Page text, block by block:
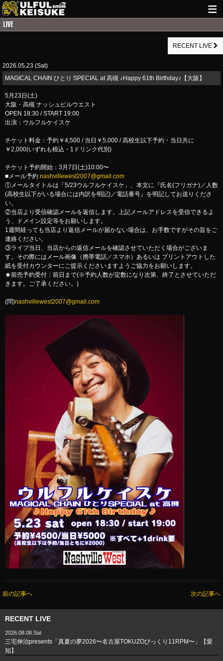
GUITAR WORKS
RECENT LIVE
2026.05.23 (Sat)
MAGICAL CHAIN ひとり SPECIAL at 高槻 ♪Happy 61th Birthday♪【大阪】
5月23日(土)
大阪・高槻 ナッシュビルウエスト
OPEN 18:30 / START 19:00
出演：ウルフルケイスケ
チケット料金：予約￥4,500 / 当日￥5,000 / 高校生以下予約・当日共に
￥2,000(いずれも税込・1ドリンク代別)
チケット予約開始：3月7日(土)10:00〜
■メール予約 nashvillewest2007@gmail.com
①メールタイトルは「5/23ウルフルケイスケ」、本文に『氏名(フリガナ)／人数
(高校生以下がいる場合には内訳を明記)／電話番号』を明記してお送りくださ
い。
②当店より受信確認メールを返信します。上記メールアドレスを受信できるよ
う、ドメイン設定等をお願いします。
1週間経っても当店より返信メールが届かない場合は、お手数ですがその旨をご
連絡ください。
③ライブ当日、当店からの返信メールを確認させていただく場合がございま
す。その際にはメール画像（携帯電話／スマホ）あるいは プリントアウトした
紙を受付カウンターにご提示くださいますようご協力をお願いします。
★前売予約受付：前日まで(※予約人数が定数になり次第、終了とさせていただ
きます。ご了承ください。)
(問)nashvillewest2007@gmail.com
前の記事へ 次の記事へ
RECENT LIVE
2026.08.08.Sat
三宅伸治presents「真夏の夢2026〜名古屋TOKUZOびっくり11RPM〜」【愛
知】